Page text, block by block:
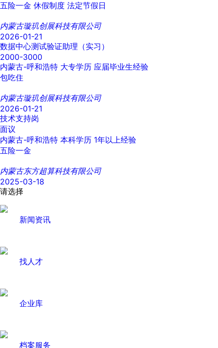
五险一金 休假制度 法定节假日
内蒙古璇玑创展科技有限公司
2026-01-21
数据中心测试验证助理（实习）
2000-3000
内蒙古-呼和浩特 大专学历 应届毕业生经验
包吃住
内蒙古璇玑创展科技有限公司
2026-01-21
技术支持岗
面议
内蒙古-呼和浩特 本科学历 1年以上经验
五险一金
内蒙古东方超算科技有限公司
2025-03-18
请选择
新闻资讯
找人才
企业库
档案服务